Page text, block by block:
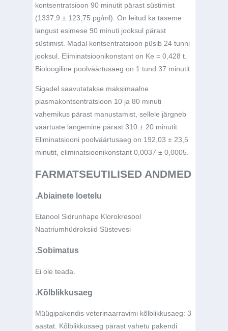
kontsentratsioon 90 minutit pärast süstimist
(1337,9 ± 123,75 pg/ml). On leitud ka taseme
langust esimese 90 minuti jooksul pärast
süstimist. Madal kontsentratsioon püsib 24 tunni
jooksul. Eliminatsioonikonstant on Ke = 0,428 t.
Bioloogiline poolväärtusaeg on 1 tund 37 minutit.
Sigadel saavutatakse maksimaalne
plasmakontsentratsioon 10 ja 80 minuti
vahemikus pärast manustamist, sellele järgneb
väärtuste langemine pärast 310 ± 20 minutit.
Eliminatsiooni poolväärtusaeg on 192,03 ± 23,5
minutit, eliminatsioonikonstant 0,0037 ± 0,0005.
FARMATSEUTILISED ANDMED
.Abiainete loetelu
Etanool Sidrunhape Klorokresool
Naatriumhüdroksiid Süstevesi
.Sobimatus
Ei ole teada.
.Kõlblikkusaeg
Müügipakendis veterinaarravimi kõlblikkusaeg: 3
aastat. Kõlblikkusaeg pärast vahetu pakendi